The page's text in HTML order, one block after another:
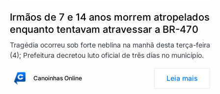
Irmãos de 7 e 14 anos morrem atropelados
enquanto tentavam atravessar a BR-470
Tragédia ocorreu sob forte neblina na manhã desta terça-feira
(4); Prefeitura decretou luto oficial de três dias no município.
Canoinhas Online Leia mais